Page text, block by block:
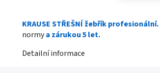
KRAUSE STŘEŠNÍ žebřík profesionální.
normya zárukou 5 let.
Detailní informace